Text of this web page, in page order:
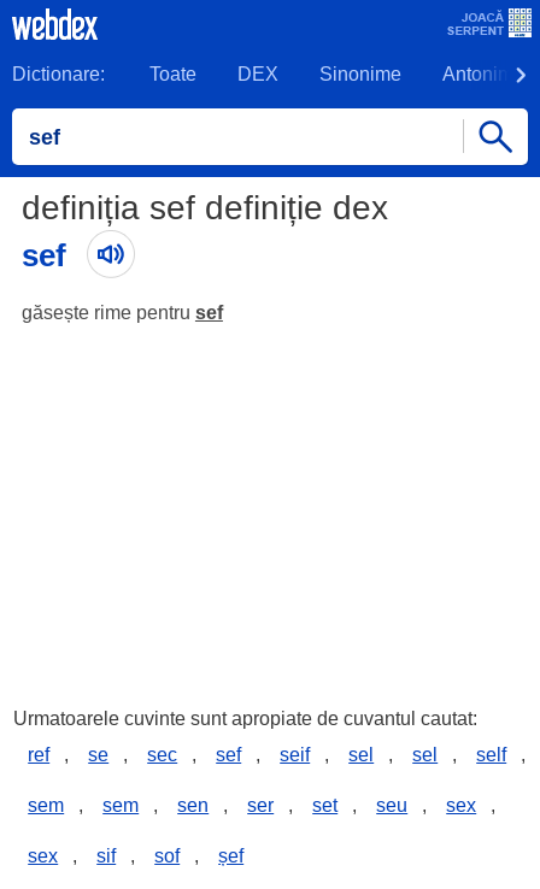
Dictionare: Toate DEX Sinonime Antonime
definiția sef definiție dex
sef
găsește rime pentru sef
Urmatoarele cuvinte sunt apropiate de cuvantul cautat:
ref
, se , sec , sef , seif , sel , sel , self ,
sem , sem , sen , ser , set , seu , sex ,
sex , sif , sof , șef